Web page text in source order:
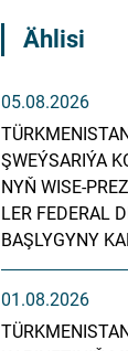
Ählisi
05.08.2026
ŞWEÝ­SA­RI­ÝA
NYŇ WI­SE-
LER FE­DE­RAL
BAŞ­LY­GY­NY
01.08.2026